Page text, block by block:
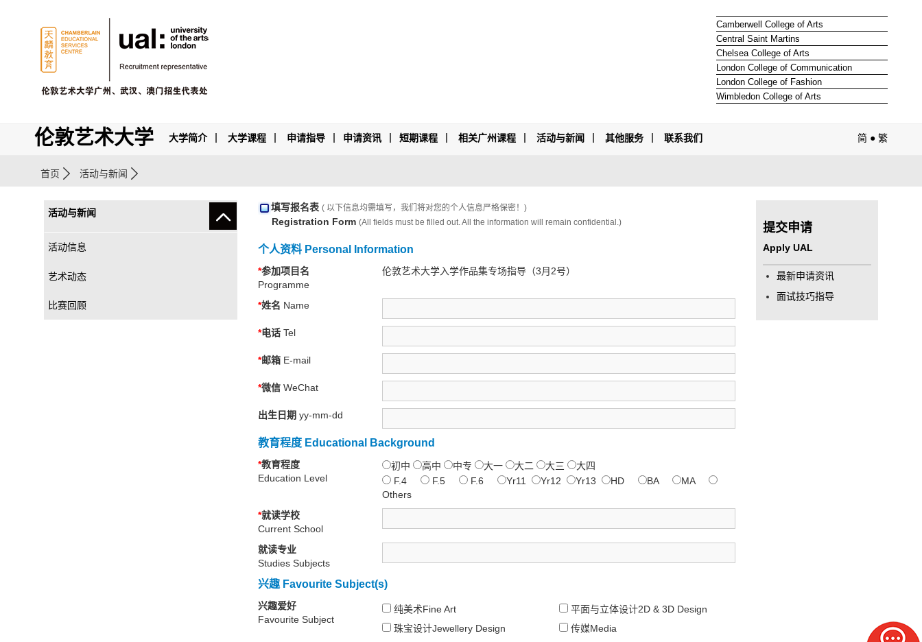
Camberwell College of Arts
Central Saint Martins
Chelsea College of Arts
London College of Communication
London College of Fashion
Wimbledon College of Arts
大学简介 大学课程 申请指导 申请资讯 短期课程 相关广州课程 活动与新闻 其他服务 联系我们
伦敦艺术大学 简 ● 繁
首页 活动与新闻
活动与新闻
活动信息
艺术动态
比赛回顾
填写报名表 ( 以下信息均需填写，我们将对您的个人信息严格保密！)
Registration Form (All fields must be filled out. All the information will remain confidential.)
个人资料 Personal Information
*参加项目名
Programme
伦敦艺术大学入学作品集专场指导（3月2号）
*姓名 Name
*电话 Tel
*邮箱 E-mail
*微信 WeChat
出生日期 yy-mm-dd
教育程度 Educational Background
*教育程度
Education Level
初中 高中 中专 大一 大二 大三
大四
F.4
F.5 F.6 Yr11 Yr12 Yr13 HD BA
MA
Others
*就读学校
Current School
就读专业
Studies Subjects
兴趣 Favourite Subject(s)
兴趣爱好
Favourite Subject
纯美术Fine Art
平面与立体设计2D & 3D Design
珠宝设计Jewellery Design
传媒Media
提交申请
Apply UAL
最新申请资讯
面试技巧指导